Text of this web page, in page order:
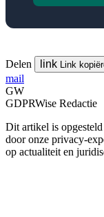
Delen link Link
mail
GW
GDPRWise Redactie
Dit artikel is
door onze privacy-
op actualiteit en